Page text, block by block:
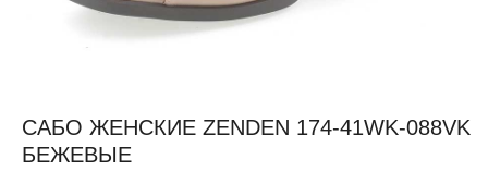
САБО ЖЕНСКИЕ ZENDEN 174-41WK-088VK
БЕЖЕВЫЕ